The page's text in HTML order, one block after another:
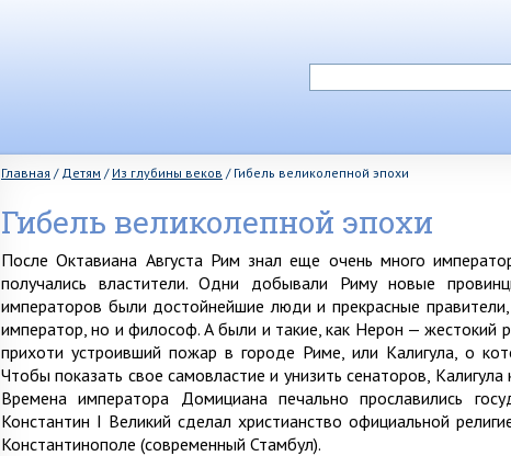
Главная / Детям / Из глубины веков / Гибель великолепной эпохи
Гибель великолепной эпохи
После Октавиана Августа Рим знал еще очень много
получались властители. Одни добывали Риму новые
императоров были достойнейшие люди и прекрасные
император, но и философ. А были и такие, как Нерон — жестокий
прихоти устроивший пожар в городе Риме, или Калигула, о
Чтобы показать свое самовластие и унизить сенаторов,
Времена императора Домициана печально прославились
Константин I Великий сделал христианство официальной
Константинополе (современный Стамбул).